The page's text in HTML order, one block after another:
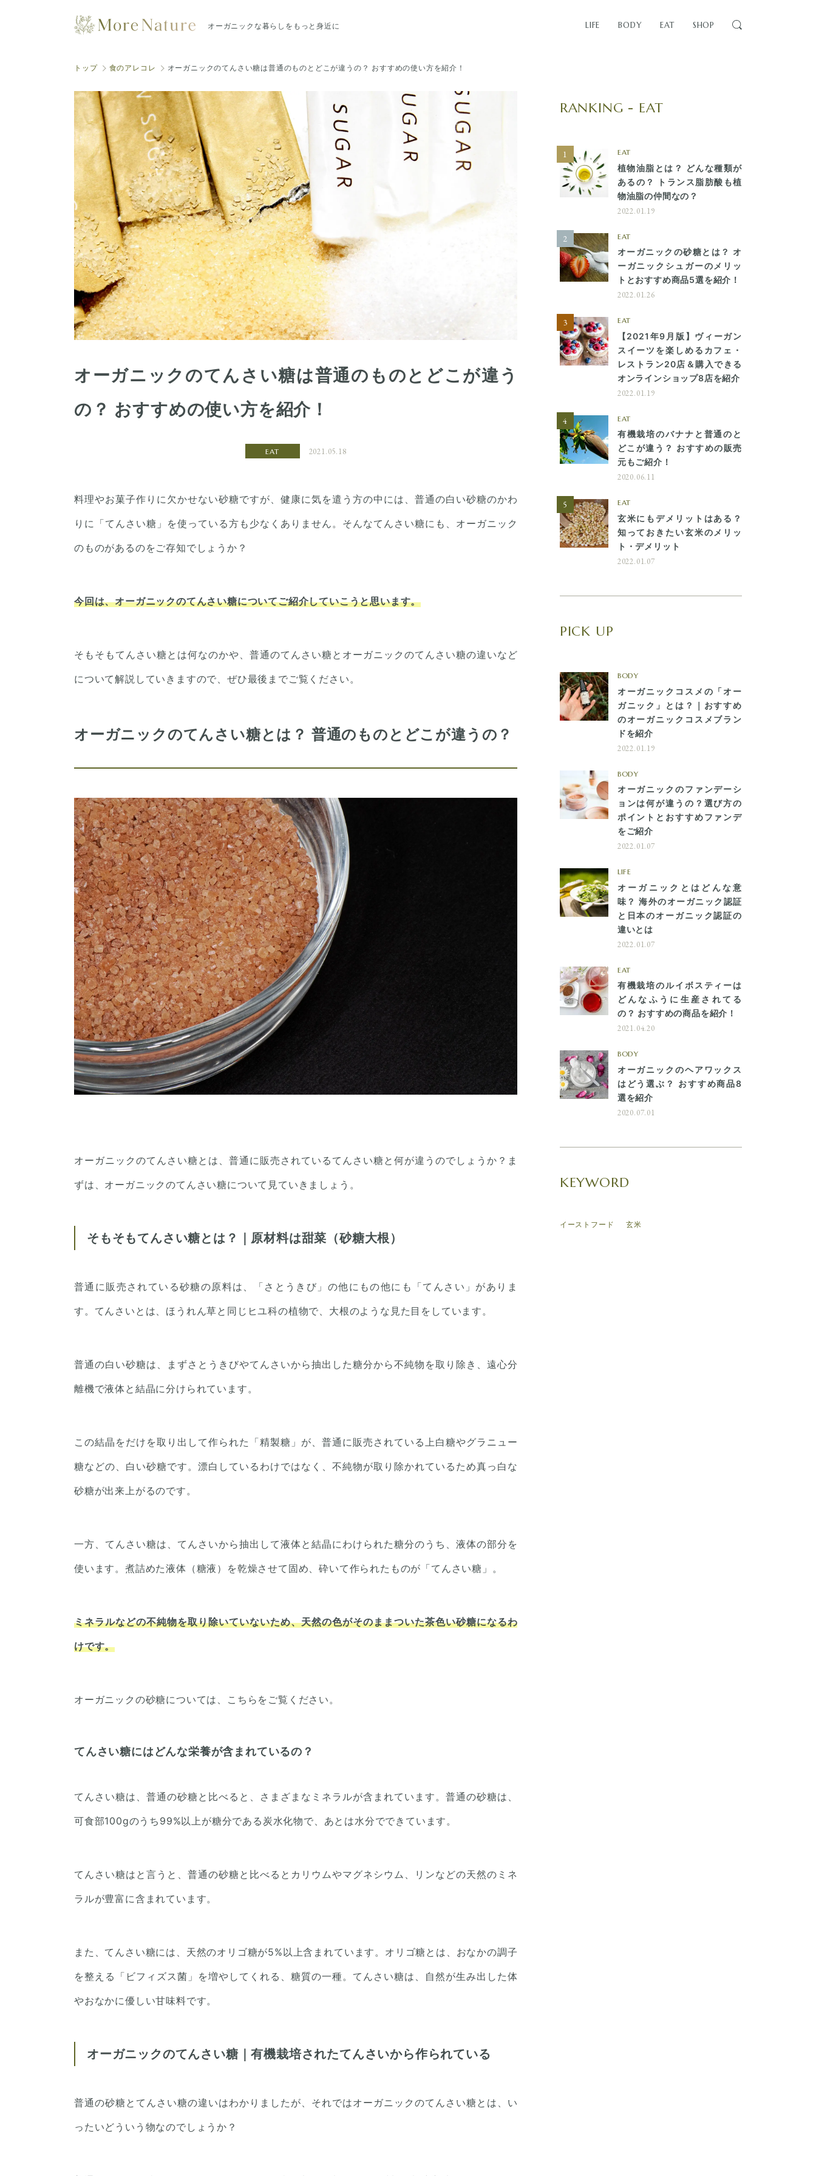
オーガニックな暮らしをもっと身近に LIFE BODY EAT SHOP
トップ 食のアレコレ オーガニックのてんさい糖は普通のものとどこが違うの？ おすすめの使い方を紹介！
オーガニックのてんさい糖は普通のものとどこが違う
の？ おすすめの使い方を紹介！
EAT 2021.05.18
料理やお菓子作りに欠かせない砂糖ですが、健康に気を遣う方の中には、普通の白い砂糖のかわ
りに「てんさい糖」を使っている方も少なくありません。そんなてんさい糖にも、オーガニック
のものがあるのをご存知でしょうか？
今回は、オーガニックのてんさい糖についてご紹介していこうと思います。
そもそもてんさい糖とは何なのかや、普通のてんさい糖とオーガニックのてんさい糖の違いなど
について解説していきますので、ぜひ最後までご覧ください。
オーガニックのてんさい糖とは？ 普通のものとどこが違うの？
オーガニックのてんさい糖とは、普通に販売されているてんさい糖と何が違うのでしょうか？ま
ずは、オーガニックのてんさい糖について見ていきましょう。
そもそもてんさい糖とは？｜原材料は甜菜（砂糖大根）
普通に販売されている砂糖の原料は、「さとうきび」の他にもの他にも「てんさい」がありま
す。てんさいとは、ほうれん草と同じヒユ科の植物で、大根のような見た目をしています。
普通の白い砂糖は、まずさとうきびやてんさいから抽出した糖分から不純物を取り除き、遠心分
離機で液体と結晶に分けられています。
この結晶をだけを取り出して作られた「精製糖」が、普通に販売されている上白糖やグラニュー
糖などの、白い砂糖です。漂白しているわけではなく、不純物が取り除かれているため真っ白な
砂糖が出来上がるのです。
一方、てんさい糖は、てんさいから抽出して液体と結晶にわけられた糖分のうち、液体の部分を
使います。煮詰めた液体（糖液）を乾燥させて固め、砕いて作られたものが「てんさい糖」。
ミネラルなどの不純物を取り除いていないため、天然の色がそのままついた茶色い砂糖になるわ
けです。
オーガニックの砂糖については、こちらをご覧ください。
てんさい糖にはどんな栄養が含まれているの？
てんさい糖は、普通の砂糖と比べると、さまざまなミネラルが含まれています。普通の砂糖は、
可食部100gのうち99%以上が糖分である炭水化物で、あとは水分でできています。
てんさい糖はと言うと、普通の砂糖と比べるとカリウムやマグネシウム、リンなどの天然のミネ
ラルが豊富に含まれています。
また、てんさい糖には、天然のオリゴ糖が5%以上含まれています。オリゴ糖とは、おなかの調子
を整える「ビフィズス菌」を増やしてくれる、糖質の一種。てんさい糖は、自然が生み出した体
やおなかに優しい甘味料です。
オーガニックのてんさい糖｜有機栽培されたてんさいから作られている
普通の砂糖とてんさい糖の違いはわかりましたが、それではオーガニックのてんさい糖とは、い
ったいどういう物なのでしょうか？
RANKING - EAT
EAT
植物油脂とは？ どんな種類が
あるの？ トランス脂肪酸も植
物油脂の仲間なの？
2022.01.19
EAT
オーガニックの砂糖とは？ オ
ーガニックシュガーのメリッ
トとおすすめ商品5選を紹介！
2022.01.26
EAT
【2021年9月版】ヴィーガン
スイーツを楽しめるカフェ・
レストラン20店＆購入できる
オンラインショップ8店を紹介
2022.01.19
EAT
有機栽培のバナナと普通のと
どこが違う？ おすすめの販売
元もご紹介！
2020.06.11
EAT
玄米にもデメリットはある？
知っておきたい玄米のメリッ
ト・デメリット
2022.01.07
PICK UP
BODY
オーガニックコスメの「オー
ガニック」とは？｜おすすめ
のオーガニックコスメブラン
ドを紹介
2022.01.19
BODY
オーガニックのファンデーシ
ョンは何が違うの？選び方の
ポイントとおすすめファンデ
をご紹介
2022.01.07
LIFE
オーガニックとはどんな意
味？ 海外のオーガニック認証
と日本のオーガニック認証の
違いとは
2022.01.07
EAT
有機栽培のルイボスティーは
どんなふうに生産されてる
の？ おすすめの商品を紹介！
2021.04.20
BODY
オーガニックのヘアワックス
はどう選ぶ？ おすすめ商品8
選を紹介
2020.07.01
KEYWORD
イーストフード 玄米